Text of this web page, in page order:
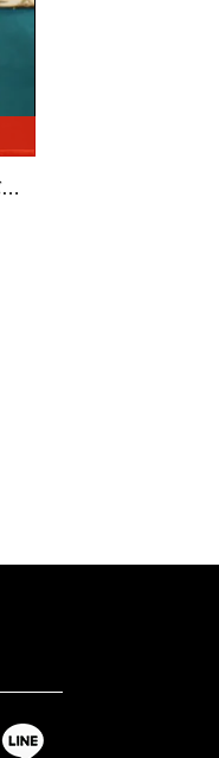
COOLMAXカモフラバニー鹿の子ポロシャツ